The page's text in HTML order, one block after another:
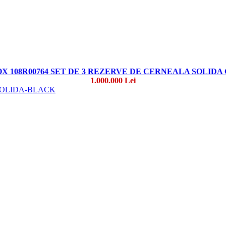
108R00764 SET DE 3 REZERVE DE CERNEALA SOLIDA
1.000.000 Lei